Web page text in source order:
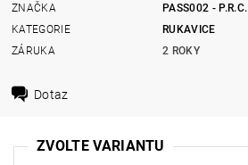
ZNAČKA
PASS002 - P.R.C.
KATEGORIE
RUKAVICE
ZÁRUKA
2 ROKY
Dotaz
ZVOLTE VARIANTU